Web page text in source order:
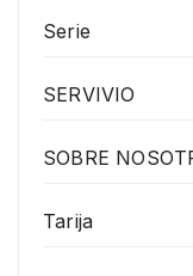
Serie
SERVIVIO
SOBRE
Tarija